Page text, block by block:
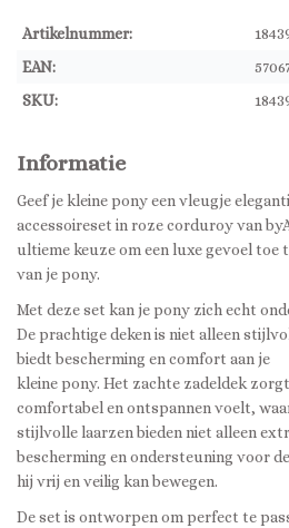
Artikelnummer:
EAN:
SKU:
Informatie
Geef je kleine pony een vleugje
accessoireset in roze corduroy van
ultieme keuze om een ​​luxe gevoel toe
van je pony.
Met deze set kan je pony zich echt
De prachtige deken is niet alleen
biedt bescherming en comfort aan je
kleine pony. Het zachte zadeldek
comfortabel en ontspannen voelt,
stijlvolle laarzen bieden niet alleen
bescherming en ondersteuning voor
hij vrij en veilig kan bewegen.
De set is ontworpen om perfect te